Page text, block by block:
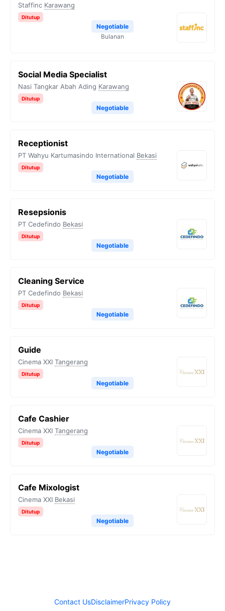
Staffinc Karawang
Ditutup
Negotiable
Bulanan
Social Media Specialist
Nasi Tangkar Abah Ading Karawang
Ditutup
Negotiable
Receptionist
PT Wahyu Kartumasindo International Bekasi
Ditutup
Negotiable
Resepsionis
PT Cedefindo Bekasi
Ditutup
Negotiable
Cleaning Service
PT Cedefindo Bekasi
Ditutup
Negotiable
Guide
Cinema XXI Tangerang
Ditutup
Negotiable
Cafe Cashier
Cinema XXI Tangerang
Ditutup
Negotiable
Cafe Mixologist
Cinema XXI Bekasi
Ditutup
Negotiable
Contact UsDisclaimerPrivacy Policy